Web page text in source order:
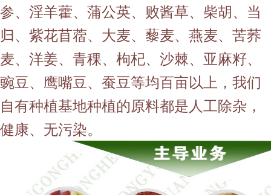
参、淫羊藿、蒲公英、败酱草、柴胡、当
归、紫花苜蓿、大麦、藜麦、燕麦、苦荞
麦、洋姜、青稞、枸杞、沙棘、亚麻籽、
豌豆、鹰嘴豆、蚕豆等均百亩以上，我们
自有种植基地种植的原料都是人工除杂，
健康、无污染。